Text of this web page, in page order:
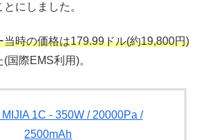
にしました。
時の価格は179.99ドル(約19,800円)
国際EMS利用)。